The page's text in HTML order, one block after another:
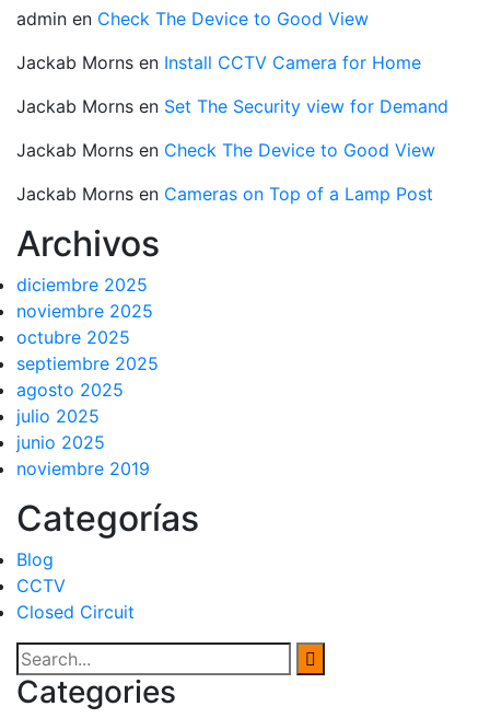
admin en Check The Device to Good View
Jackab Morns en Install CCTV Camera for Home
Jackab Morns en Set The Security view for Demand
Jackab Morns en Check The Device to Good View
Jackab Morns en Cameras on Top of a Lamp Post
Archivos
diciembre 2025
noviembre 2025
octubre 2025
septiembre 2025
agosto 2025
julio 2025
junio 2025
noviembre 2019
Categorías
Blog
CCTV
Closed Circuit
Categories